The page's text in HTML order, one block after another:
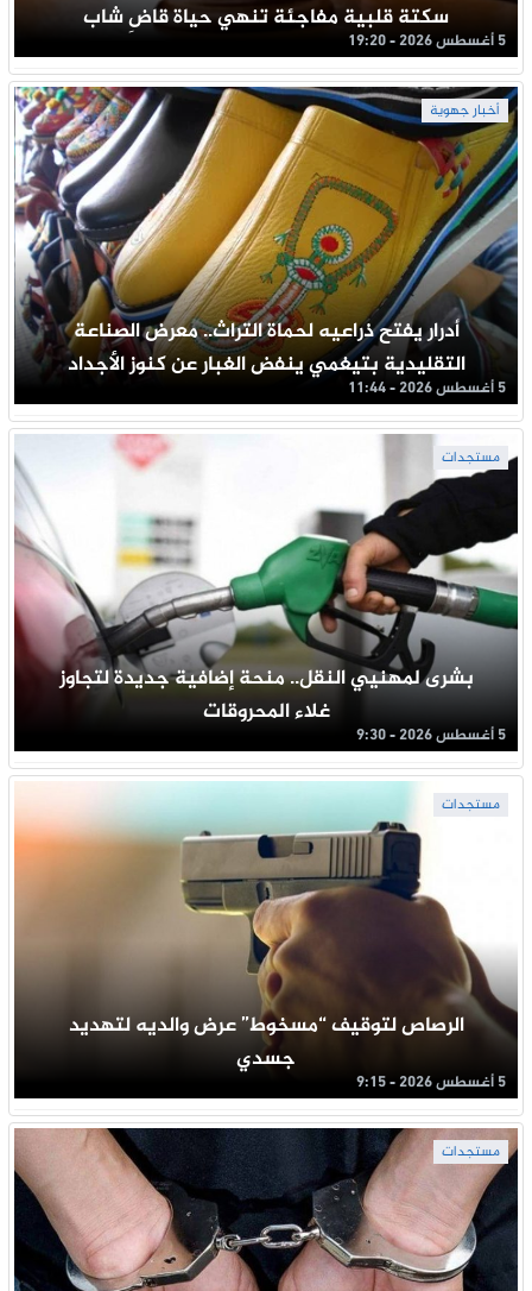
سكتة قلبية مفاجئة تنهي حياة قاضِ شاب
5 أغسطس 2026 - 19:20
أخبار جهوية
أدرار يفتح ذراعيه لحماة التراث.. معرض الصناعة
التقليدية بتيغمي ينفض الغبار عن كنوز الأجداد
5 أغسطس 2026 - 11:44
مستجدات
بشرى لمهنيي النقل.. منحة إضافية جديدة لتجاوز
غلاء المحروقات
5 أغسطس 2026 - 9:30
مستجدات
الرصاص لتوقيف “مسخوط” عرض والديه لتهديد
جسدي
5 أغسطس 2026 - 9:15
مستجدات